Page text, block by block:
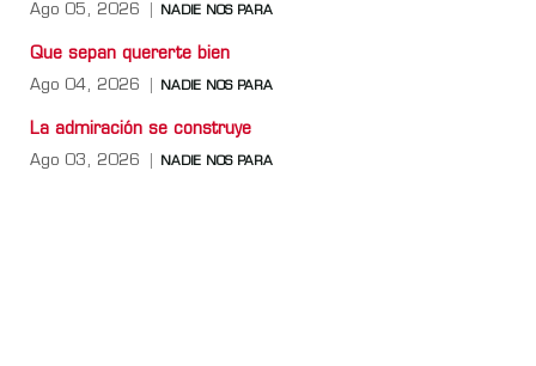
Ago 05, 2026 NADIE NOS PARA
Que sepan quererte bien
Ago 04, 2026 NADIE NOS PARA
La admiración se construye
Ago 03, 2026 NADIE NOS PARA